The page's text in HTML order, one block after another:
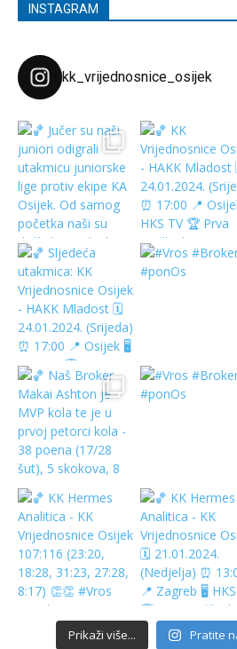
INSTAGRAM
kk_vrijednosnice_osijek
Prikaži više... Pratite